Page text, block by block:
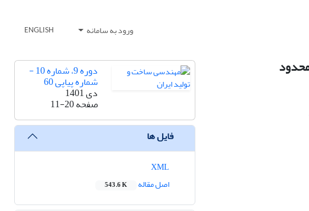
ورود به سامانه ENGLISH
دوره 9، شماره 10 -
شماره پیاپی 60
دی 1401
صفحه11-20
فایل ها
اصل مقاله
543.6 K